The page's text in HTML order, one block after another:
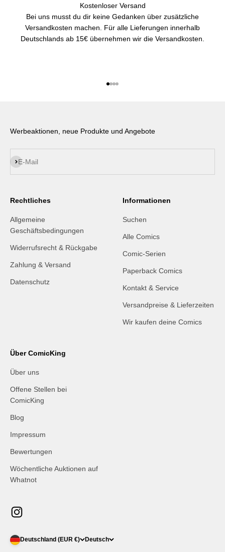
Kostenloser Versand
Bei uns musst du dir keine Gedanken über zusätzliche
Versandkosten machen. Für alle Lieferungen innerhalb
Deutschlands ab 15€ übernehmen wir die Versandkosten.
Werbeaktionen, neue Produkte und Angebote
E-Mail
Abonnieren
Rechtliches
Allgemeine
Geschäftsbedingungen
Widerrufsrecht & Rückgabe
Zahlung & Versand
Datenschutz
Informationen
Suchen
Alle Comics
Comic-Serien
Paperback Comics
Kontakt & Service
Versandpreise & Lieferzeiten
Wir kaufen deine Comics
Über ComicKing
Über uns
Offene Stellen bei
ComicKing
Blog
Impressum
Bewertungen
Wöchentliche Auktionen auf
Whatnot
Deutschland (EUR €) Deutsch